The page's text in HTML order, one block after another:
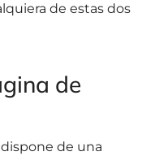
de estas dos
de
dispone de una